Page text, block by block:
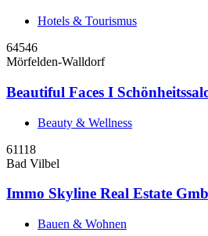
Hotels & Tourismus
64546
Mörfelden-Walldorf
Beautiful Faces I
Beauty & Wellness
61118
Bad Vilbel
Immo Skyline Real Estate
Bauen & Wohnen